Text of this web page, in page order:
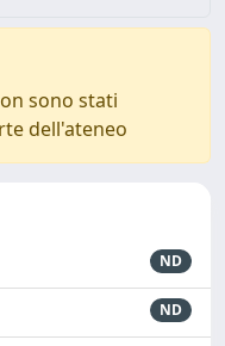
sono stati
dell'ateneo
ND
ND